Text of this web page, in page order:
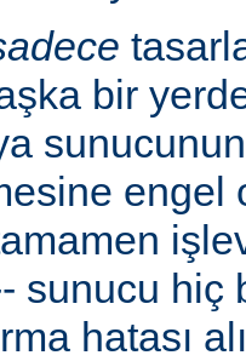
bir
engel
sunucu hiç
hatası